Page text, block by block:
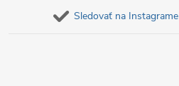
Sledovať na Instagrame